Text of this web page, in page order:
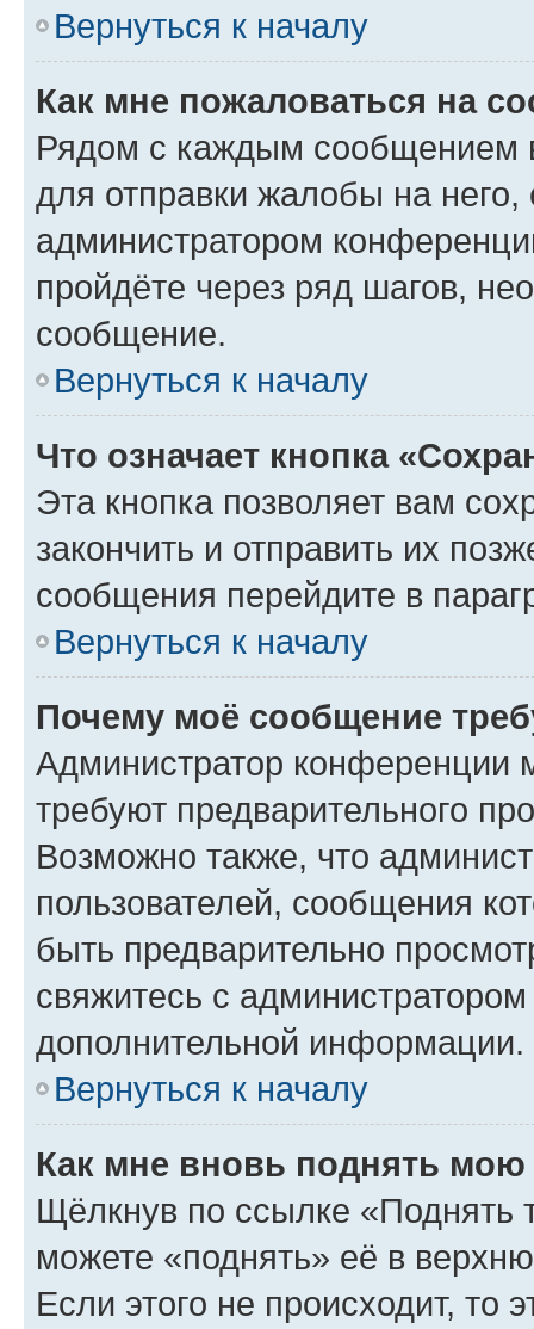
Вернуться к началу
Как мне пожаловаться на
Рядом с каждым сообщением
для отправки жалобы на
администратором
пройдёте через ряд шагов,
сообщение.
Вернуться к началу
Что означает кнопка
Эта кнопка позволяет вам
закончить и отправить их
сообщения перейдите в
Вернуться к началу
Почему моё сообщение
Администратор конференции
требуют предварительного
Возможно также, что
пользователей, сообщения
быть предварительно
свяжитесь с
дополнительной информации.
Вернуться к началу
Как мне вновь поднять мою
Щёлкнув по ссылке «Поднять
можете «поднять» её в
Если этого не происходит, то